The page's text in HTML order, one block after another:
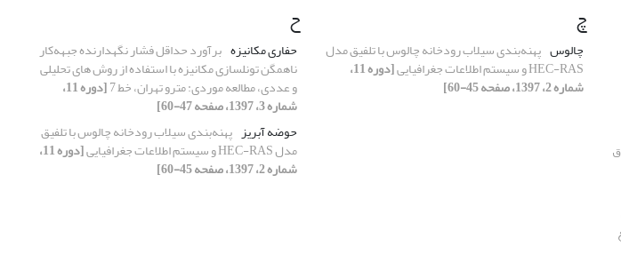
چ
چالوس پهنه‌بندی سیلاب رودخانه چالوس با تلفیق مدل
HEC-RAS و سیستم اطلاعات جغرافیایی [دوره 11،
شماره 2، 1397، صفحه 45-60]
ح
حفاری مکانیزه برآورد حداقل فشار نگهدارنده جبهه‌کار
ناهمگن تونلسازی مکانیزه با استفاده از روش های تحلیلی
و عددی، مطالعه موردی: مترو تهران، خط 7 [دوره 11،
شماره 3، 1397، صفحه 47-60]
حوضه آبریز پهنه‌بندی سیلاب رودخانه چالوس با تلفیق
مدل HEC-RAS و سیستم اطلاعات جغرافیایی [دوره 11،
شماره 2، 1397، صفحه 45-60]